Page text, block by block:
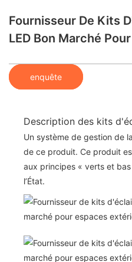
Fournisseur De Kits
LED Bon Marché
enquête
Description des kits
Un système de gestion de
de ce produit. Ce produit
aux principes « verts et
l’État.